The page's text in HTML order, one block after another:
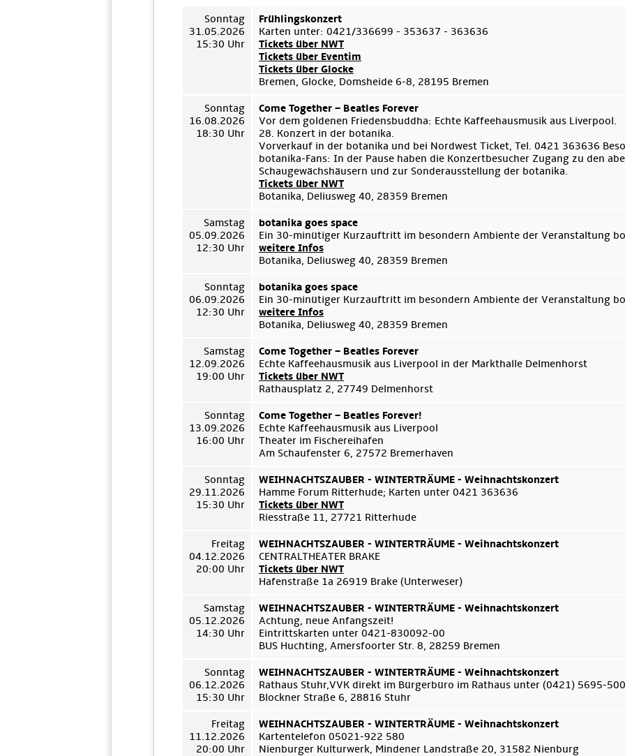
Sonntag
31.05.2026
15:30 Uhr
Frühlingskonzert
Karten unter: 0421/336699 - 353637 - 363636
Tickets über NWT
Tickets über Eventim
Tickets über Glocke
Bremen, Glocke, Domsheide 6-8, 28195 Bremen
Sonntag
16.08.2026
18:30 Uhr
Come Together – Beatles Forever
Vor dem goldenen Friedensbuddha: Echte Kaffeehausmusik aus Liverpool.
28. Konzert in der botanika.
Vorverkauf in der botanika und bei Nordwest Ticket, Tel. 0421 363636
botanika-Fans: In der Pause haben die Konzertbesucher Zugang zu den
Schaugewächshäusern und zur Sonderausstellung der botanika.
Tickets über NWT
Botanika, Deliusweg 40, 28359 Bremen
Samstag
05.09.2026
12:30 Uhr
botanika goes space
Ein 30-minütiger Kurzauftritt im besondern Ambiente der Veranstaltung
weitere Infos
Botanika, Deliusweg 40, 28359 Bremen
Sonntag
06.09.2026
12:30 Uhr
botanika goes space
Ein 30-minütiger Kurzauftritt im besondern Ambiente der Veranstaltung
weitere Infos
Botanika, Deliusweg 40, 28359 Bremen
Samstag
12.09.2026
19:00 Uhr
Come Together – Beatles Forever
Echte Kaffeehausmusik aus Liverpool in der Markthalle Delmenhorst
Tickets über NWT
Rathausplatz 2, 27749 Delmenhorst
Sonntag
13.09.2026
16:00 Uhr
Come Together – Beatles Forever!
Echte Kaffeehausmusik aus Liverpool
Theater im Fischereihafen
Am Schaufenster 6, 27572 Bremerhaven
Sonntag
29.11.2026
15:30 Uhr
WEIHNACHTSZAUBER - WINTERTRÄUME - Weihnachtskonzert
Hamme Forum Ritterhude; Karten unter 0421 363636
Tickets über NWT
Riesstraße 11, 27721 Ritterhude
Freitag
04.12.2026
20:00 Uhr
WEIHNACHTSZAUBER - WINTERTRÄUME - Weihnachtskonzert
CENTRALTHEATER BRAKE
Tickets über NWT
Hafenstraße 1a 26919 Brake (Unterweser)
Samstag
05.12.2026
14:30 Uhr
WEIHNACHTSZAUBER - WINTERTRÄUME - Weihnachtskonzert
Achtung, neue Anfangszeit!
Eintrittskarten unter 0421-830092-00
BUS Huchting, Amersfoorter Str. 8, 28259 Bremen
Sonntag
06.12.2026
15:30 Uhr
WEIHNACHTSZAUBER - WINTERTRÄUME - Weihnachtskonzert
Rathaus Stuhr,VVK direkt im Bürgerbüro im Rathaus unter (0421) 5695-500
Blockner Straße 6, 28816 Stuhr
Freitag
11.12.2026
20:00 Uhr
WEIHNACHTSZAUBER - WINTERTRÄUME - Weihnachtskonzert
Kartentelefon 05021-922 580
Nienburger Kulturwerk, Mindener Landstraße 20, 31582 Nienburg